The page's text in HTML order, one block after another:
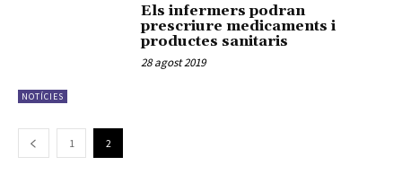
NOTÍCIES
Els infermers podran
prescriure medicaments i
productes sanitaris
28 agost 2019
1 2